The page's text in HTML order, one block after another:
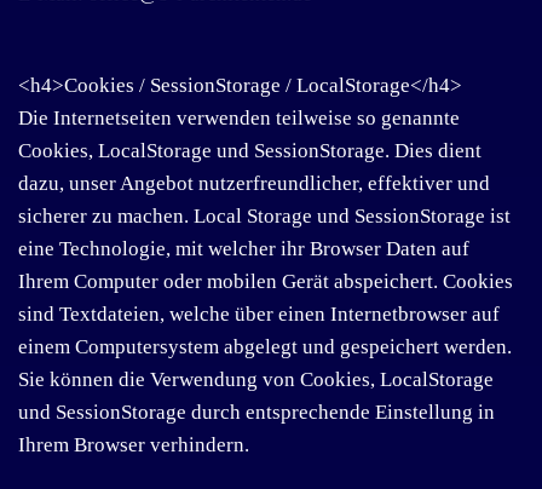
<h4>Cookies / SessionStorage / LocalStorage</h4>
Die Internetseiten verwenden teilweise so genannte
Cookies, LocalStorage und SessionStorage. Dies dient
dazu, unser Angebot nutzerfreundlicher, effektiver und
sicherer zu machen. Local Storage und SessionStorage ist
eine Technologie, mit welcher ihr Browser Daten auf
Ihrem Computer oder mobilen Gerät abspeichert. Cookies
sind Textdateien, welche über einen Internetbrowser auf
einem Computersystem abgelegt und gespeichert werden.
Sie können die Verwendung von Cookies, LocalStorage
und SessionStorage durch entsprechende Einstellung in
Ihrem Browser verhindern.